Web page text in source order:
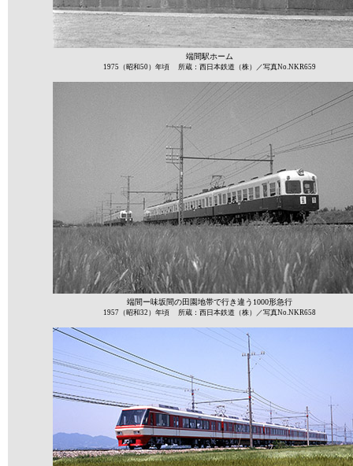
端間駅ホーム
1975（昭和50）年頃 所蔵：西日本鉄道（株）／写真No.NKR659
端間ー味坂間の田園地帯で行き違う1000形急行
1957（昭和32）年頃 所蔵：西日本鉄道（株）／写真No.NKR658